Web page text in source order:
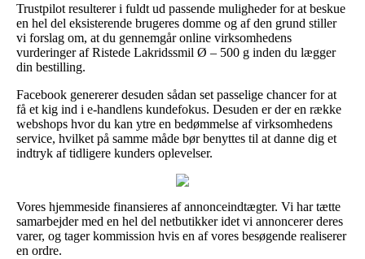
Trustpilot resulterer i fuldt ud passende muligheder for at beskue
en hel del eksisterende brugeres domme og af den grund stiller
vi forslag om, at du gennemgår online virksomhedens
vurderinger af Ristede Lakridssmil Ø – 500 g inden du lægger
din bestilling.
Facebook genererer desuden sådan set passelige chancer for at
få et kig ind i e-handlens kundefokus. Desuden er der en række
webshops hvor du kan ytre en bedømmelse af virksomhedens
service, hvilket på samme måde bør benyttes til at danne dig et
indtryk af tidligere kunders oplevelser.
Vores hjemmeside finansieres af annonceindtægter. Vi har tætte
samarbejder med en hel del netbutikker idet vi annoncerer deres
varer, og tager kommission hvis en af vores besøgende realiserer
en ordre.